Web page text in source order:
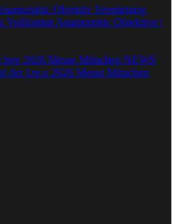
Anamorphic Objektive |
der f.re.e 2026 Messe München